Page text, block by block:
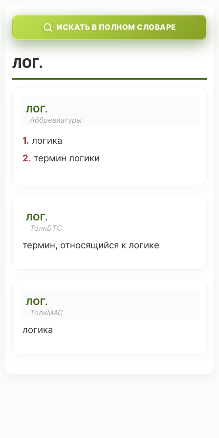
ИСКАТЬ В ПОЛНОМ СЛОВАРЕ
ЛОГ.
ЛОГ.
Аббревиатуры
1. логика
2. термин логики
ЛОГ.
ТолкБТС
термин, относящийся к логике
ЛОГ.
ТолкМАС
логика